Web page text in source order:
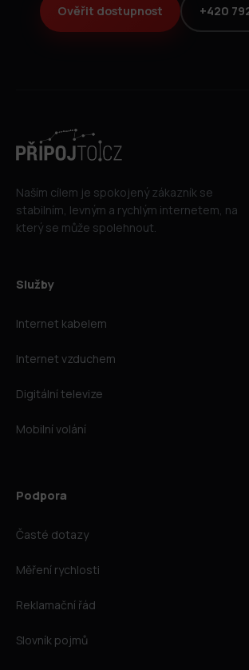
Ověřit dostupnost +420
Naším cílem je spokojený zákazník se
stabilním, levným a rychlým internetem, na
který se může spolehnout.
Služby
Internet kabelem
Internet vzduchem
Digitální televize
Mobilní volání
Podpora
Časté dotazy
Měření rychlosti
Reklamační řád
Slovník pojmů